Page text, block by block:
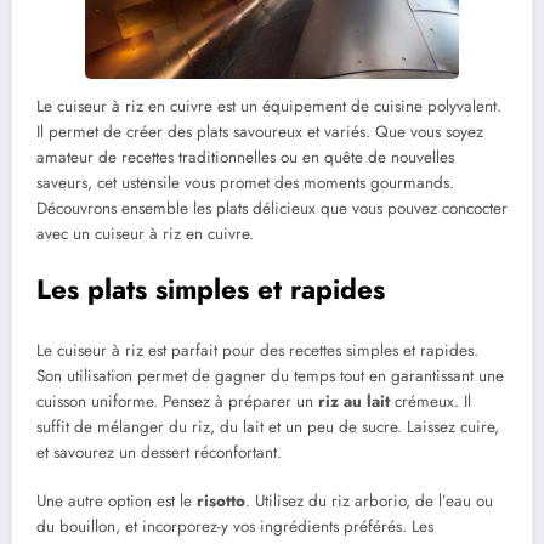
Le cuiseur à riz en cuivre est un équipement de cuisine polyvalent.
Il permet de créer des plats savoureux et variés. Que vous soyez
amateur de recettes traditionnelles ou en quête de nouvelles
saveurs, cet ustensile vous promet des moments gourmands.
Découvrons ensemble les plats délicieux que vous pouvez concocter
avec un cuiseur à riz en cuivre.
Les plats simples et rapides
Le cuiseur à riz est parfait pour des recettes simples et rapides.
Son utilisation permet de gagner du temps tout en garantissant une
cuisson uniforme. Pensez à préparer un riz au laitcrémeux. Il
suffit de mélanger du riz, du lait et un peu de sucre. Laissez cuire,
et savourez un dessert réconfortant.
Une autre option est le risotto. Utilisez du riz arborio, de l’eau ou
du bouillon, et incorporez-y vos ingrédients préférés. Les